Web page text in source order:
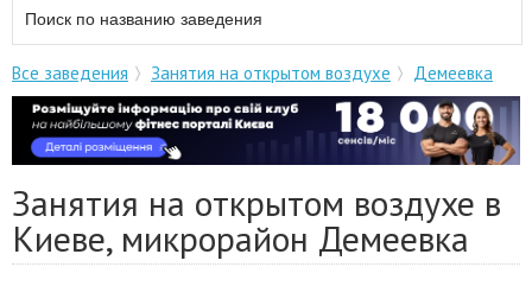
Все заведения Занятия на открытом воздухе Демеевка
Занятия на открытом воздухе в
Киеве, микрорайон Демеевка